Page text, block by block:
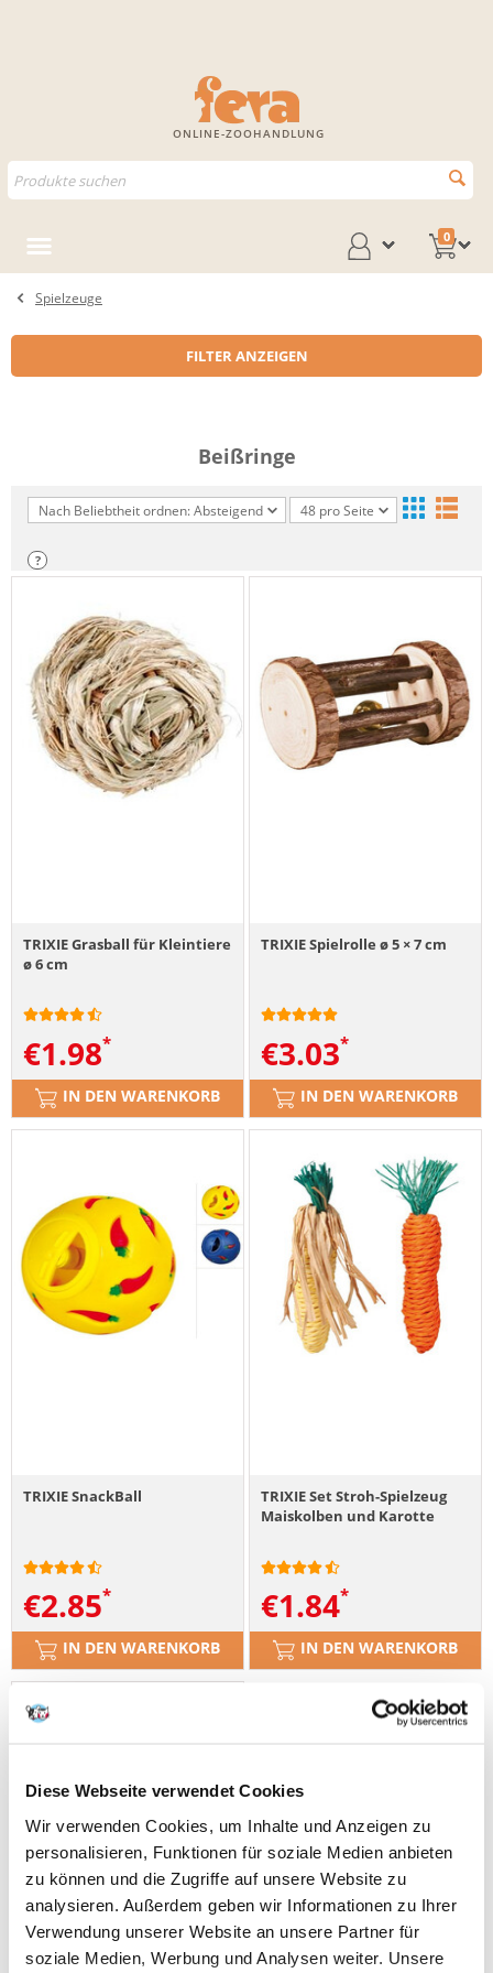
Diese Webseite verwendet Cookies
Wir verwenden Cookies, um Inhalte und Anzeigen zu
personalisieren, Funktionen für soziale Medien anbieten
zu können und die Zugriffe auf unsere Website zu
analysieren. Außerdem geben wir Informationen zu Ihrer
Verwendung unserer Website an unsere Partner für
soziale Medien, Werbung und Analysen weiter. Unsere
ONLINE-ZOOHANDLUNG
0
Spielzeuge
FILTER ANZEIGEN
Beißringe
Nach Beliebtheit ordnen: Absteigend 48 pro Seite
?
TRIXIE Grasball für Kleintiere
ø 6 cm
€1.98
IN DEN WARENKORB
TRIXIE Spielrolle ø 5 × 7 cm
€3.03
IN DEN WARENKORB
TRIXIE SnackBall
€2.85
IN DEN WARENKORB
TRIXIE Set Stroh-Spielzeug
Maiskolben und Karotte
€1.84
IN DEN WARENKORB